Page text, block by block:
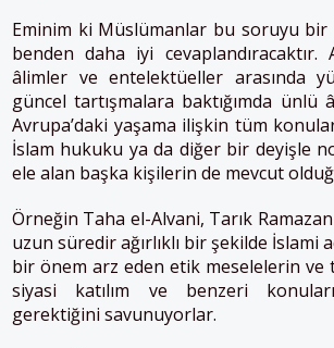
Eminim ki Müslümanlar bu soruyu bir
benden daha iyi cevaplandıracaktır.
âlimler ve entelektüeller arasında
güncel tartışmalara baktığımda ünlü
Avrupa’daki yaşama ilişkin tüm
İslam hukuku ya da diğer bir deyişle
ele alan başka kişilerin de mevcut
Örneğin Taha el-Alvani, Tarık
uzun süredir ağırlıklı bir şekilde İslami
bir önem arz eden etik meselelerin ve
siyasi katılım ve benzeri
gerektiğini savunuyorlar.